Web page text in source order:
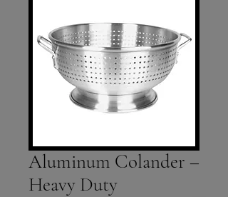
Aluminum Colander –
Heavy Duty